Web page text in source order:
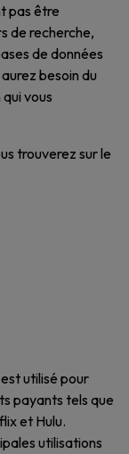
pas être
de recherche,
de données
besoin du
vous
trouverez sur le
utilisé pour
payants tels que
et Hulu.
utilisations